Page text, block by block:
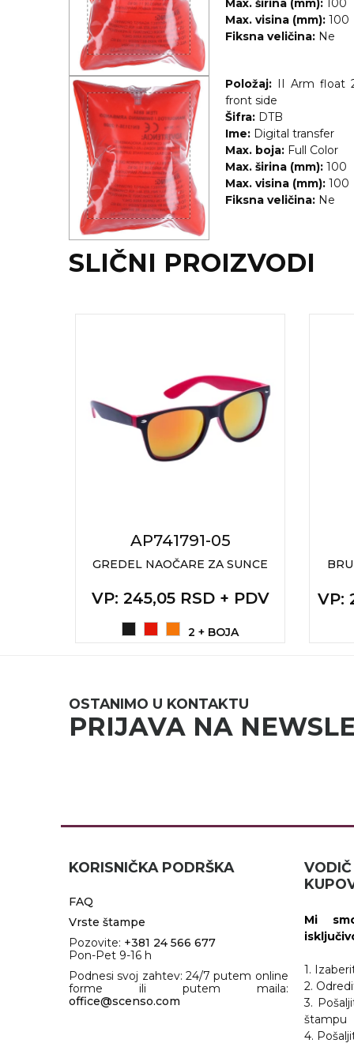
UNIFORME
STRETCH TOPS
SUBLIMACIJA
CRICKET UPALJAČI
JAKNE I PRSLUCI
HYGIENIC KOLEKCIJA
ID PLOČICA
KUĆNI SETOVI
TEKSTIL
KAPE
RADNA OPREMA
Max. širina (mm): 100
Max. visina (mm): 100
Fiksna veličina: Ne
Položaj: II Arm float
front side
Šifra: DTB
Ime: Digital transfer
Max. boja: Full Color
Max. širina (mm): 100
Max. visina (mm): 100
Fiksna veličina: Ne
SLIČNI PROIZVODI
AP741791-05
GREDEL NAOČARE ZA SUNCE
VP: 245,05 RSD + PDV
2 + BOJA
VP:
OSTANIMO U KONTAKTU
PRIJAVA NA
KORISNIČKA PODRŠKA
FAQ
Vrste štampe
Pozovite: +381 24 566 677
Pon-Pet 9-16 h
Podnesi svoj zahtev: 24/7 putem online
forme ili putem maila:
office@scenso.com
Mi
1.
2.
3.
štampu
4.